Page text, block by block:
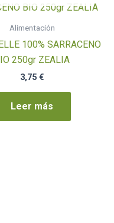
Alimentación
100% SARRACENO
250gr ZEALIA
3,75 €
Leer más